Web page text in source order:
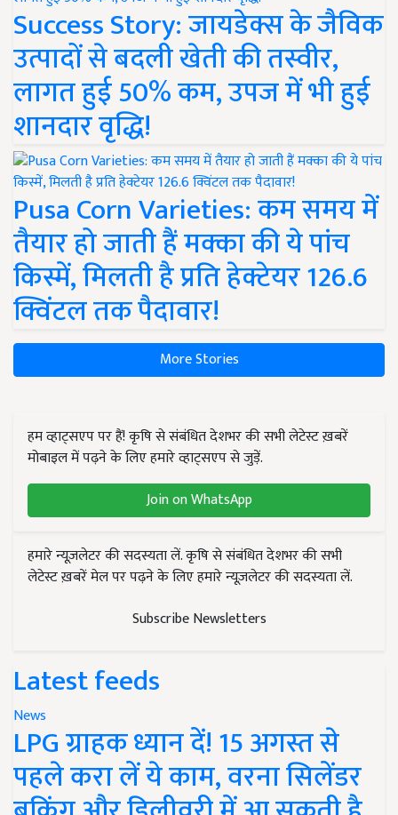
Success Story: जायडेक्स के जैविक
उत्पादों से बदली खेती की तस्वीर,
लागत हुई 50% कम, उपज में भी हुई
शानदार वृद्धि!
Pusa Corn Varieties: कम समय में
तैयार हो जाती हैं मक्का की ये पांच
किस्में, मिलती है प्रति हेक्टेयर 126.6
क्विंटल तक पैदावार!
More Stories
हम व्हाट्सएप पर हैं! कृषि से संबंधित देशभर की सभी लेटेस्ट ख़बरें
मोबाइल में पढ़ने के लिए हमारे व्हाट्सएप से जुड़ें.
Join on WhatsApp
हमारे न्यूज़लेटर की सदस्यता लें. कृषि से संबंधित देशभर की सभी
लेटेस्ट ख़बरें मेल पर पढ़ने के लिए हमारे न्यूज़लेटर की सदस्यता लें.
Subscribe Newsletters
Latest feeds
News
LPG ग्राहक ध्यान दें! 15 अगस्त से
पहले करा लें ये काम, वरना सिलेंडर